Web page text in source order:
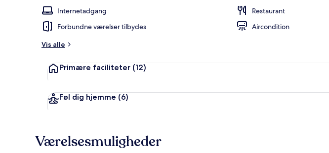
Internetadgang
Restaurant
Forbundne værelser tilbydes
Aircondition
Vis alle
Primære faciliteter (12)
Føl dig hjemme (6)
Værelsesmuligheder